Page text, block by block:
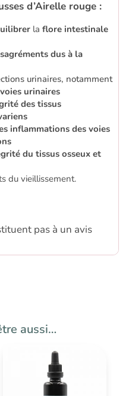
d’Airelle rouge :
laflore intestinale
dus à la
urinaires, notamment
urinaires
des tissus
inflammations des voies
du tissus osseux et
du vieillissement.
pas à un avis
aussi…